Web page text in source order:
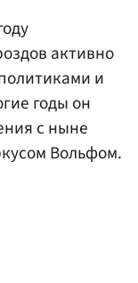
активно
и
годы он
с ныне
Вольфом.